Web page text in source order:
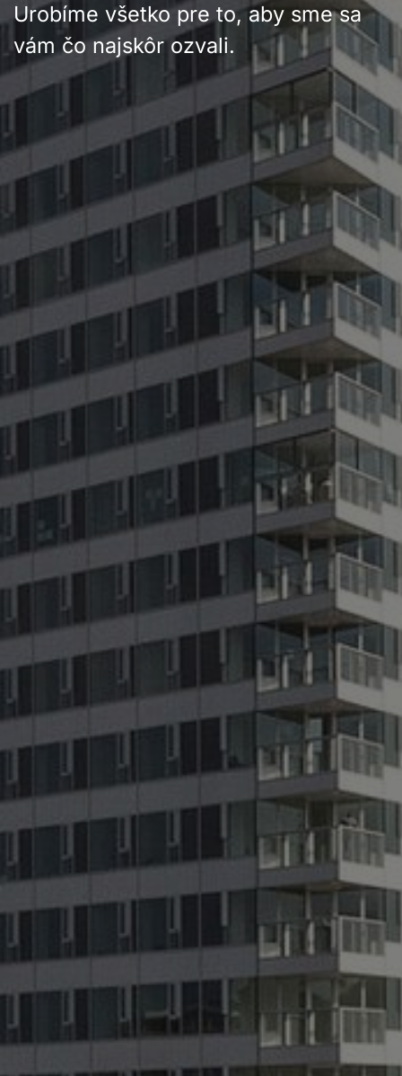
Urobíme všetko pre to, aby sme sa
vám čo najskôr ozvali.